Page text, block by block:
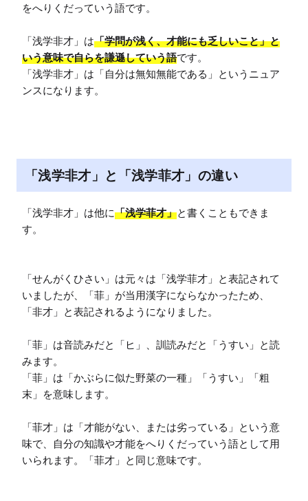
をへりくだっていう語です。
「浅学非才」は「学問が浅く、才能にも乏しいこと」と
いう意味で自らを謙遜していう語です。
「浅学非才」は「自分は無知無能である」というニュア
ンスになります。
「浅学非才」と「浅学菲才」の違い
「浅学非才」は他に「浅学菲才」と書くこともできま
す。
「せんがくひさい」は元々は「浅学菲才」と表記されて
いましたが、「菲」が当用漢字にならなかったため、
「非才」と表記されるようになりました。
「菲」は音読みだと「ヒ」、訓読みだと「うすい」と読
みます。
「菲」は「かぶらに似た野菜の一種」「うすい」「粗
末」を意味します。
「菲才」は「才能がない、または劣っている」という意
味で、自分の知識や才能をへりくだっていう語として用
いられます。「菲才」と同じ意味です。